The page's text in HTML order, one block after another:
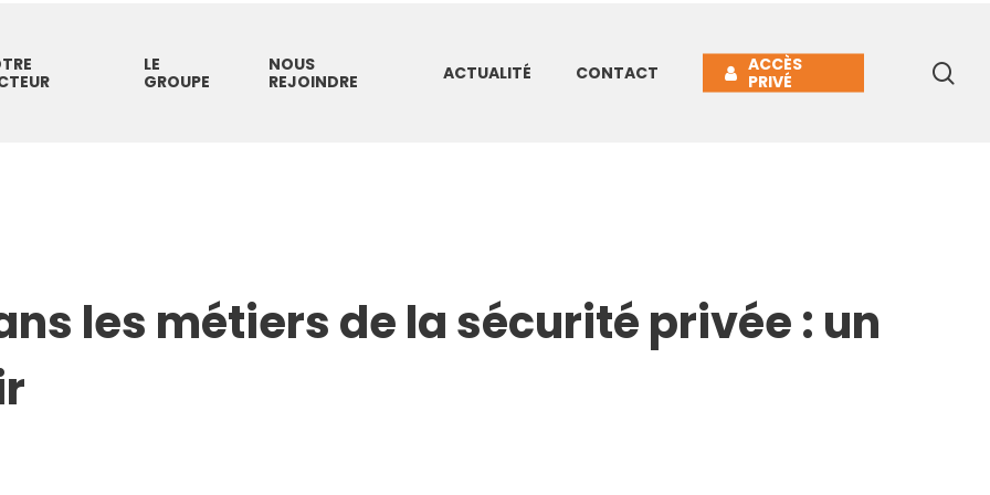
LE
GROUPE
NOUS
REJOINDRE
ACTUALITÉ CONTACT
ACCÈS
PRIVÉ
les métiers de la sécurité privée : un